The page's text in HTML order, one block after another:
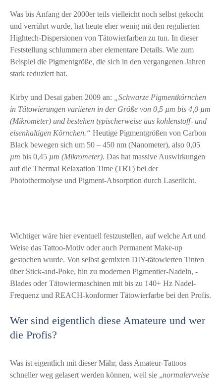
Was bis Anfang der 2000er teils vielleicht noch selbst gekocht
und verrührt wurde, hat heute eher wenig mit den regulierten
Hightech-Dispersionen von Tätowierfarben zu tun. In dieser
Feststellung schlummern aber elementare Details. Wie zum
Beispiel die Pigmentgröße, die sich in den vergangenen Jahren
stark reduziert hat.
Kirby und Desai gaben 2009 an:
„Schwarze Pigmentkörnchen
in Tätowierungen variieren in der Größe von 0,5 µm bis 4,0 µm
(Mikrometer) und bestehen typischerweise aus kohlenstoff- und
eisenhaltigen Körnchen.“ Heutige Pigmentgrößen von Carbon
Black bewegen sich um 50 – 450 nm (Nanometer), also 0,05
µm bis 0,45 µm (Mikrometer). Das hat massive Auswirkungen
auf die Thermal Relaxation Time (TRT) bei der
Photothermolyse und Pigment-Absorption durch Laserlicht.
Wichtiger wäre hier eventuell festzustellen, auf welche Art und
Weise das Tattoo-Motiv oder auch Permanent Make-up
gestochen wurde. Von selbst gemixten DIY-tätowierten Tinten
über Stick-and-Poke, hin zu modernen Pigmentier-Nadeln, -
Blades oder Tätowiermaschinen mit bis zu 140+ Hz Nadel-
Frequenz und REACH-konformer Tätowierfarbe bei den Profis.
Wer sind eigentlich diese Amateure und wer
die Profis?
Was ist eigentlich mit dieser Mähr, dass Amateur-Tattoos
schneller weg gelasert werden können, weil sie „normalerweise